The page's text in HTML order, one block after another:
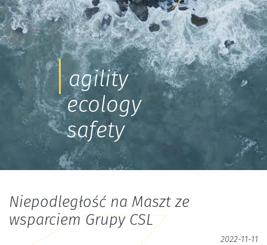
agility
ecology
safety
Niepodległość na Maszt ze
wsparciem Grupy CSL
2022-11-11